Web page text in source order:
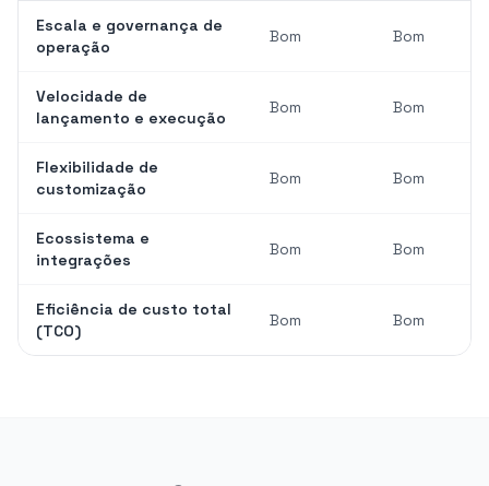
Escala e governança de
operação
Bom Bom
Velocidade de
lançamento e execução
Bom Bom
Flexibilidade de
customização
Bom Bom
Ecossistema e
integrações
Bom Bom
Eficiência de custo total
(TCO)
Bom Bom